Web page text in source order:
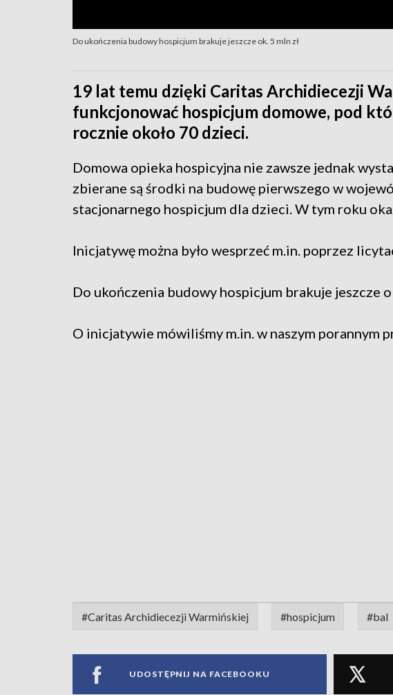
Do ukończenia budowy hospicjum brakuje jeszcze ok. 5 mln zł
19 lat temu dzięki Caritas Archidiecezji
funkcjonować hospicjum domowe, pod
rocznie około 70 dzieci.
Domowa opieka hospicyjna nie zawsze jednak
zbierane są środki na budowę pierwszego w
stacjonarnego hospicjum dla dzieci. W tym roku
Inicjatywę można było wesprzeć m.in. poprzez
Do ukończenia budowy hospicjum brakuje jeszcze
O inicjatywie mówiliśmy m.in. w naszym porannym
#Caritas Archidiecezji Warmińskiej #hospicjum #bal
UDOSTĘPNIJ NA FACEBOOKU